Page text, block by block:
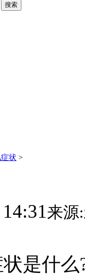
搜索
状 >
来源:
是什